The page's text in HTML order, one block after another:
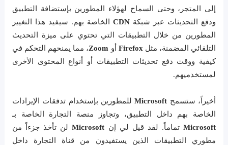
إلى المتجر، وحتى السماح لهؤلاء المطورين بإستضافة التطبيق
ودفع التحديثات عبر شبكة CDN
الخاصة بهم. سيفيد هذا التغيير
المطورين من خلال التطبيقات التي تحتوي على ميزة التحديث
التلقائي المضمنة، مثل Firefox أو Zoom، مما يمنحهم التحكم في
كيفية ووقت دفع تحديثات التطبيقات أو أنواع المحتوى الأخرى
لمستخدميهم.
أخيراً، ستسمح Microsoft للمطورين بإستخدام تدفقات الإيرادات
الخاصة بهم داخل التطبيق، وتجاوز منصة التجارة الخاصة بـ
Microsoft تماماً. لقد قيل لي إن Microsoft لن تأخذ جزءاً من
مطوري التطبيقات الذين يستفيدون من قناة التجارة داخل